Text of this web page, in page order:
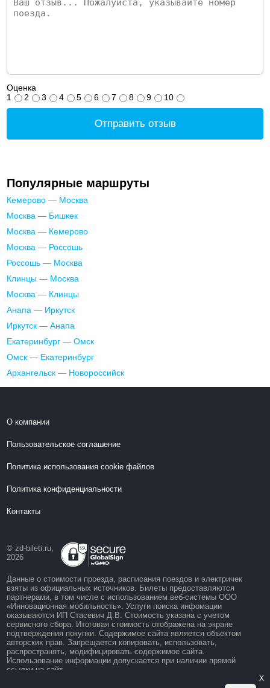
Оценка
1
2 3 4 5 6 7 8 9 10
Отправить отзыв
Популярные маршруты
Кемерово — Москва
Москва — Бишкек
Москва — Кемерово
Москва — Россошь
Россошь — Москва
Клинцы — Москва
Москва — Клинцы
Анапа — Иркутск
Иркутск — Анапа
Екатеринбург — Омск
Омск — Екатеринбург
Архангельск — Новороссийск
О компании
Пользовательское соглашение
Политика использования cookie файлов
Политика конфиденциальности
Контакты
© zd-bileti.ru,
2026
Данные о стоимости проезда, расписания поездов и электричек
взяты из официальных источников. Билеты предоставляются
партнерами, в том числе с использованием веб-системы ООО
«Инновационная мобильность». Услуги поиска инфомации
оказываются ИП Стасевич Д.В. Стоимость указана с учетом
сервисного сбора. Итоговая стоимость отображена на экране
подтверждения покупки. Содержимое сайта является объектом
авторских прав. Запрещается копировать, использовать,
распространять, модифицировать содержимое сайта.
Использование информации допускается при наличии прямой
ссылки на сайт.
X